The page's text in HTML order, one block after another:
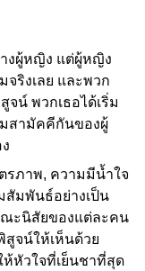
งผู้หญิง แต่ผู้หญิง
ริงเลย และพวก
น์ พวกเธอได้เริ่ม
มสามัคคีกันของผู้
รภาพ, ความมีน้ำใจ
มพันธ์อย่างเป็น
ะนิสัยของแต่ละคน
สูจน์ให้เห็นด้วย
ห้หัวใจที่เย็นชาที่สุด